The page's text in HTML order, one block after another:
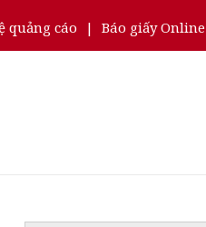
quảng cáo | Báo giấy Online